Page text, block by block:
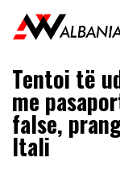
Tentoi të
me
false,
Itali